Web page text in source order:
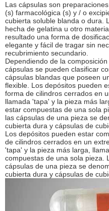
Las cápsulas son
(s) farmacológica (s) y / o
cubierta soluble blanda o dura.
hecha de gelatina u otro
resultado una forma de
elegante y fácil de tragar sin
recubrimiento secundario.
Dependiendo de la
cápsulas se pueden clasificar
cápsulas blandas que poseen
flexible. Los depósitos pueden
forma de cilindros cerrados en
llamada 'tapa' y la pieza más
estar compuestas de una sola
las cápsulas de una pieza se
cubierta dura y cápsulas de
Los depósitos pueden estar
de cilindros cerrados en un
'tapa' y la pieza más larga,
compuestas de una sola pieza.
cápsulas de una pieza se
cubierta dura y cápsulas de